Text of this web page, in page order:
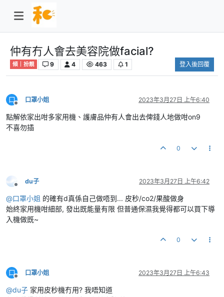
仲有冇人會去美容院做facial?
傾｜扮靚 9 4 463 1 登入後回覆
口
離線
口罩小姐 2023年3月27日 上午6:40
點解依家出咁多家用機、護膚品仲有人會出去俾錢人地做咁on9
不喜勿插
0
離線
du子 2023年3月27日 上午6:42
@口罩小姐 的確有d真係自己做唔到... 皮秒/co2/果酸做身
始終家用機咁細部, 發出既能量有限 但普通保濕我覺得都可以買下導
入機做既~
0
口
離線
口罩小姐 2023年3月27日 上午6:43
@du子 家用皮秒機冇用? 我唔知道